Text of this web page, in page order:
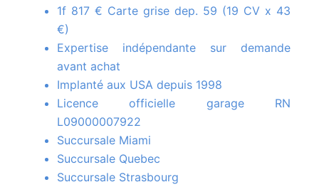
1f 817 € Carte grise dep. 59 (19 CV x 43
€)
Expertise indépendante sur demande
avant achat
Implanté aux USA depuis 1998
Licence officielle garage RN
L09000007922
Succursale Miami
Succursale Quebec
Succursale Strasbourg